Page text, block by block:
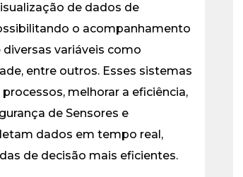
de dados de
o acompanhamento
variáveis como
entre outros. Esses sistemas
melhorar a eficiência,
de Sensores e
dados em tempo real,
de decisão mais eficientes.